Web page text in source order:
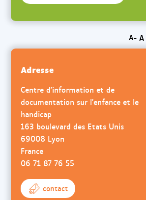
A- A
Adresse
Centre d'information et de
documentation sur l'enfance et le
handicap
163 boulevard des Etats Unis
69008 Lyon
France
06 71 87 76 55
contact